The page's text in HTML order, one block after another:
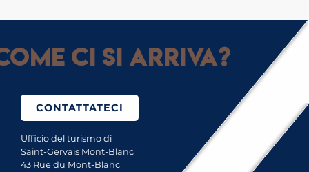
ci si arriva?
CONTATTATECI
Ufficio del turismo di
Saint-Gervais Mont-Blanc
43 Rue du Mont-Blanc